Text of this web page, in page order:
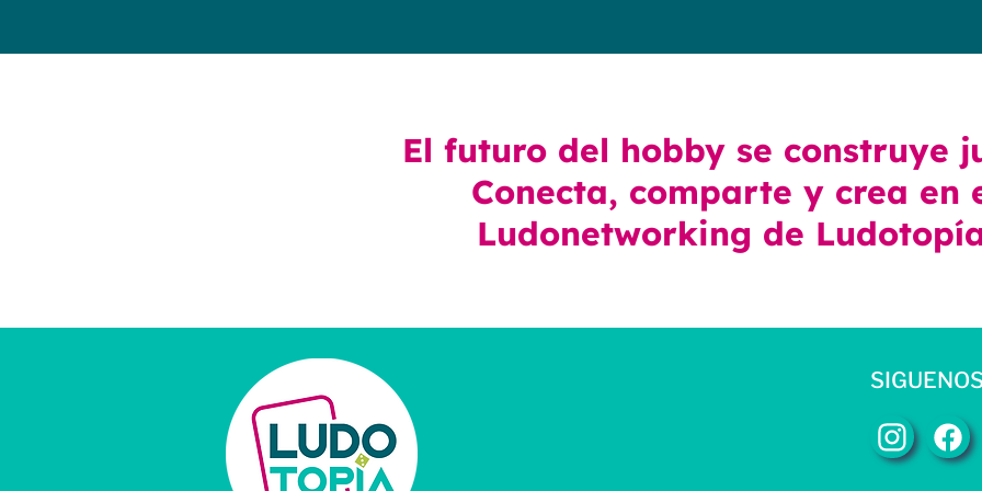
El futuro del hobby se construye
Conecta, comparte y crea en
Ludonetworking de